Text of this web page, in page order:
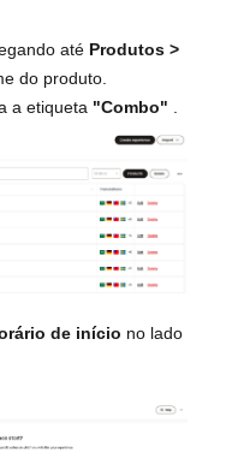
até Produtos >
do produto.
a etiqueta "Combo"
de início no lado